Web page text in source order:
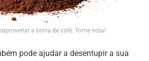
a borra de café. Tome nota!
pode ajudar a desentupir a sua